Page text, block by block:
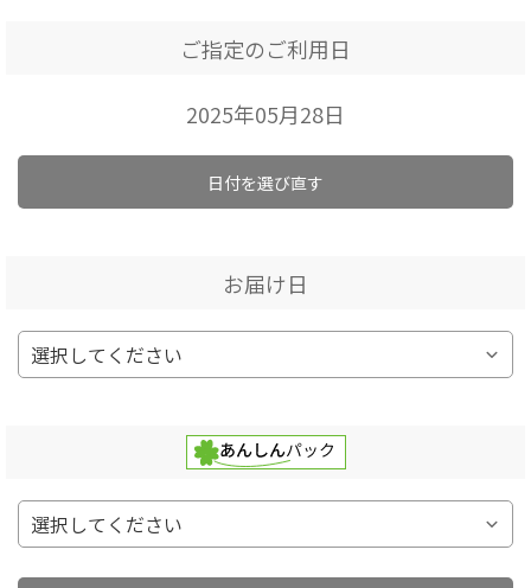
ご指定のご利用日
2025年05月28日
日付を選び直す
お届け日